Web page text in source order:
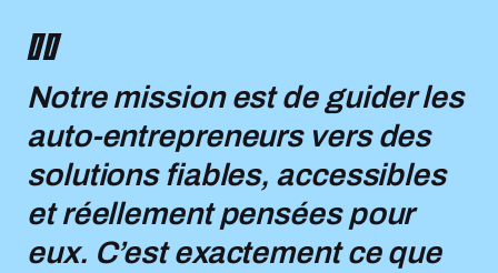
Notre mission est de guider les
auto-entrepreneurs vers des
solutions fiables, accessibles
et réellement pensées pour
eux. C’est exactement ce que